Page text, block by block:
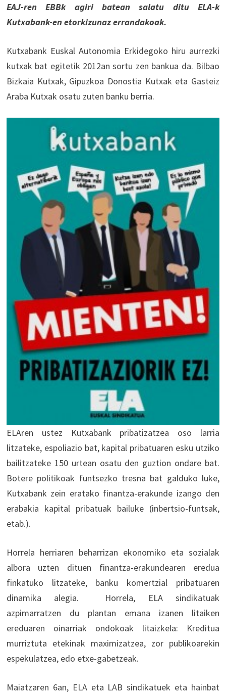
EAJ-ren EBBk agiri batean salatu ditu ELA-k
Kutxabank-en etorkizunaz errandakoak.
Kutxabank Euskal Autonomia Erkidegoko hiru aurrezki
kutxak bat egitetik 2012an sortu zen bankua da. Bilbao
Bizkaia Kutxak, Gipuzkoa Donostia Kutxak eta Gasteiz
Araba Kutxak osatu zuten banku berria.
ELAren ustez Kutxabank pribatizatzea oso larria
litzateke, espoliazio bat, kapital pribatuaren esku utziko
bailitzateke 150 urtean osatu den guztion ondare bat.
Botere politikoak funtsezko tresna bat galduko luke,
Kutxabank zein eratako finantza-erakunde izango den
erabakia kapital pribatuak bailuke (inbertsio-funtsak,
etab.).
Horrela herriaren beharrizan ekonomiko eta sozialak
albora uzten dituen finantza-erakundearen eredua
finkatuko litzateke, banku komertzial pribatuaren
dinamika alegia. Horrela, ELA sindikatuak
azpimarratzen du plantan emana izanen litaiken
ereduaren oinarriak ondokoak litaizkela: Kreditua
murriztuta etekinak maximizatzea, zor publikoarekin
espekulatzea, edo etxe-gabetzeak.
Maiatzaren 6an, ELA eta LAB sindikatuek eta hainbat